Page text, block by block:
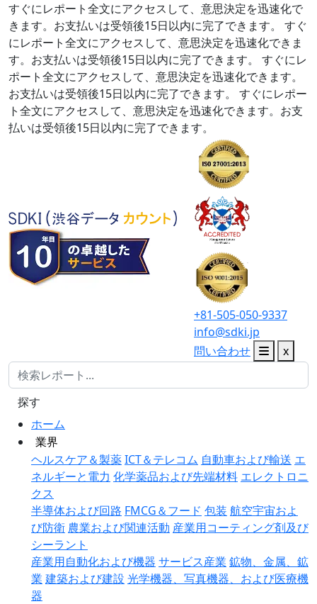
すぐにレポート全文にアクセスして、意思決定を迅速化で
きます。お支払いは受領後15日以内に完了できます。
すぐ
にレポート全文にアクセスして、意思決定を迅速化できま
す。お支払いは受領後15日以内に完了できます。
すぐにレ
ポート全文にアクセスして、意思決定を迅速化できます。
お支払いは受領後15日以内に完了できます。
すぐにレポー
ト全文にアクセスして、意思決定を迅速化できます。お支
払いは受領後15日以内に完了できます。
+81-505-050-9337
info@sdki.jp
問い合わせ
x
ホーム
業界
ヘルスケア＆製薬ICT＆テレコム 自動車および輸送 エ
ネルギーと電力 化学薬品および先端材料 エレクトロニ
クス
半導体および回路 FMCG＆フード 包装 航空宇宙およ
び防衛 農業および関連活動 産業用コーティング剤及び
シーラント
産業用自動化および機器 サービス産業 鉱物、金属、鉱
業 建築および建設 光学機器、写真機器、および医療機
器
探す